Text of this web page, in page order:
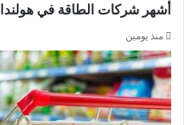
أشهر شركات الطاقة في هولندا
منذ يومين